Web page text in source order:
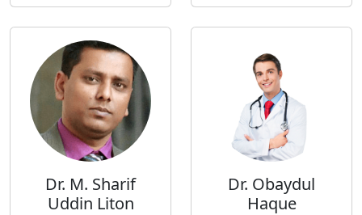
Dr. M. Sharif
Uddin Liton
Dr. Obaydul
Haque